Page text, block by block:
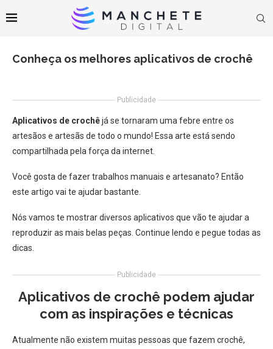
Conheça os melhores aplicativos de crochê
Publicidade
Aplicativos de crochêjá se tornaram uma febre entre os
artesãos e artesãs de todo o mundo! Essa arte está sendo
compartilhada pela força da internet.
Você gosta de fazer trabalhos manuais e artesanato? Então
este artigo vai te ajudar bastante.
Nós vamos te mostrar diversos aplicativos que vão te ajudar a
reproduzir as mais belas peças. Continue lendo e pegue todas as
dicas.
Publicidade
Aplicativos de crochê podem ajudar
com as inspirações e técnicas
Atualmente não existem muitas pessoas que fazem crochê,